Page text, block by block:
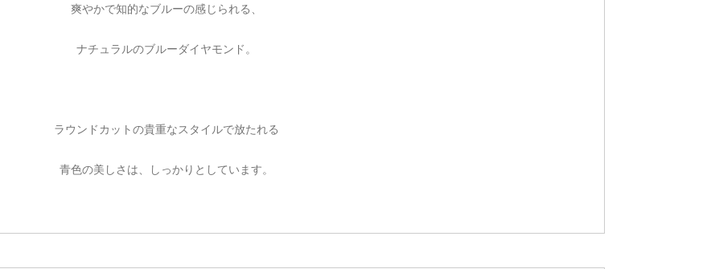
爽やかで知的なブルーの感じられる、
ナチュラルのブルーダイヤモンド。
ラウンドカットの貴重なスタイルで放たれる
青色の美しさは、しっかりとしています。